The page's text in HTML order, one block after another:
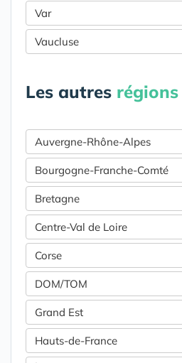
Var
Vaucluse
Les autres régions
Auvergne-Rhône-Alpes
Bourgogne-Franche-Comté
Bretagne
Centre-Val de Loire
Corse
DOM/TOM
Grand Est
Hauts-de-France